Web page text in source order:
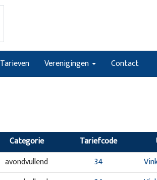
Tarieven Verenigingen Contact
Categorie Tariefcode
avondvullend 34